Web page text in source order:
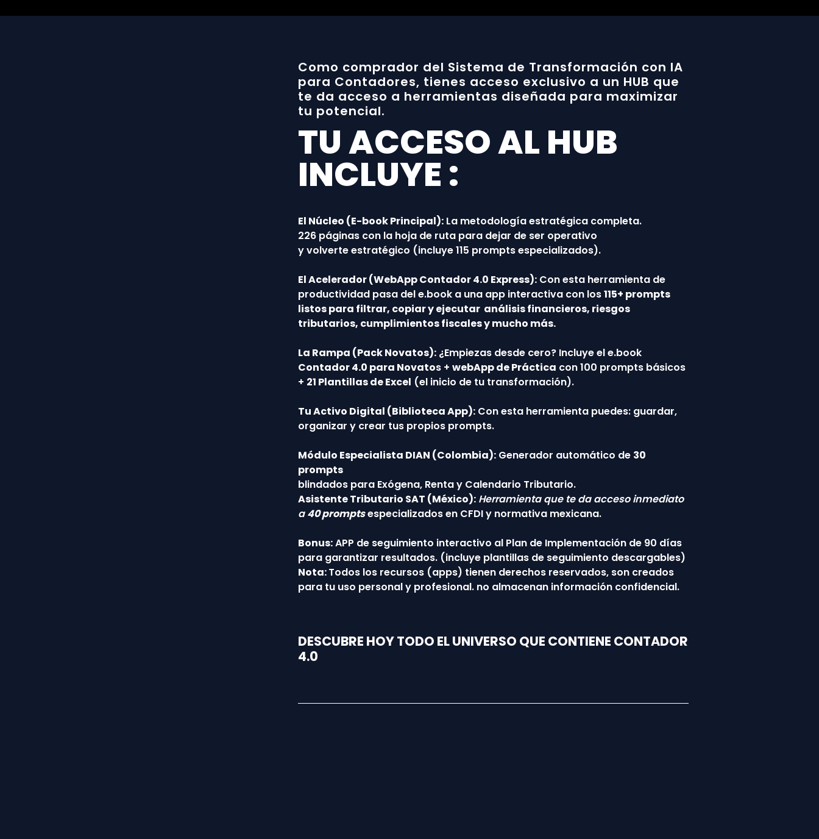
Como comprador del Sistema de Transformación con IA
para Contadores, tienes acceso exclusivo a un HUB que
te da acceso a herramientas diseñada para maximizar
tu potencial.
TU ACCESO AL HUB
INCLUYE :
El Núcleo (E-book Principal):La metodología estratégica completa.
226 páginas con la hoja de ruta para dejar de ser operativo
y volverte estratégico (incluye 115 prompts especializados).
El Acelerador (WebApp Contador 4.0 Express):Con esta herramienta de
productividad pasa del e.book a una app interactiva con los115+ prompts
listospara filtrar, copiar y ejecutar análisis financieros, riesgos
tributarios, cumplimientos fiscales y mucho más.
La Rampa (Pack Novatos):¿Empiezas desde cero? Incluye el e.book
Contador 4.0 para Novatos + webApp de Práctica con 100 prompts básicos
+ 21 Plantillas de Excel (el inicio de tu transformación).
Tu Activo Digital (Biblioteca App):Con esta herramienta puedes: guardar,
organizar y crear tus propios prompts.
Módulo Especialista DIAN (Colombia):Generador automático de 30
prompts
blindados para Exógena, Renta y Calendario Tributario.
Asistente Tributario SAT (México): Herramienta que te da acceso inmediato
a40 promptsespecializados en CFDI y normativa mexicana.
Bonus:APP de seguimiento interactivo al Plan de Implementación de 90 días
para garantizar resultados. (incluye plantillas de seguimiento descargables)
Nota:Todos los recursos (apps) tienen derechos reservados, son creados
para tu uso personal y profesional. no almacenan información confidencial.
DESCUBRE HOY TODO EL UNIVERSO QUE CONTIENE CONTADOR
4.0